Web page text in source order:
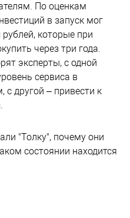
По оценкам
в запуск мог
которые при
через три года.
эксперты, с одной
сервиса в
с другой – привести к
"Толку", почему они
состоянии находится